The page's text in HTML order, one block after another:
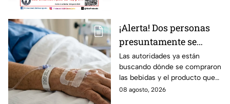
¡Alerta! Dos personas
presuntamente se
encuentran delicadas
por ingerir bebidas
alcohólicas
adulteradas en Celaya:
Las autoridades ya están
buscando dónde se compraron
las bebidas y el producto que
causó la intoxicación.
08 agosto, 2026